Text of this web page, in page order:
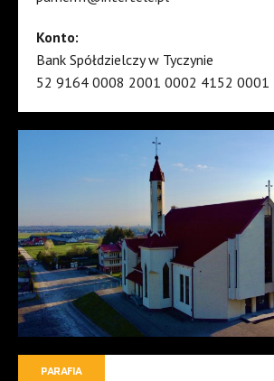
Konto:
Bank Spółdzielczy w Tyczynie
52 9164 0008 2001 0002 4152 0001
PARAFIA